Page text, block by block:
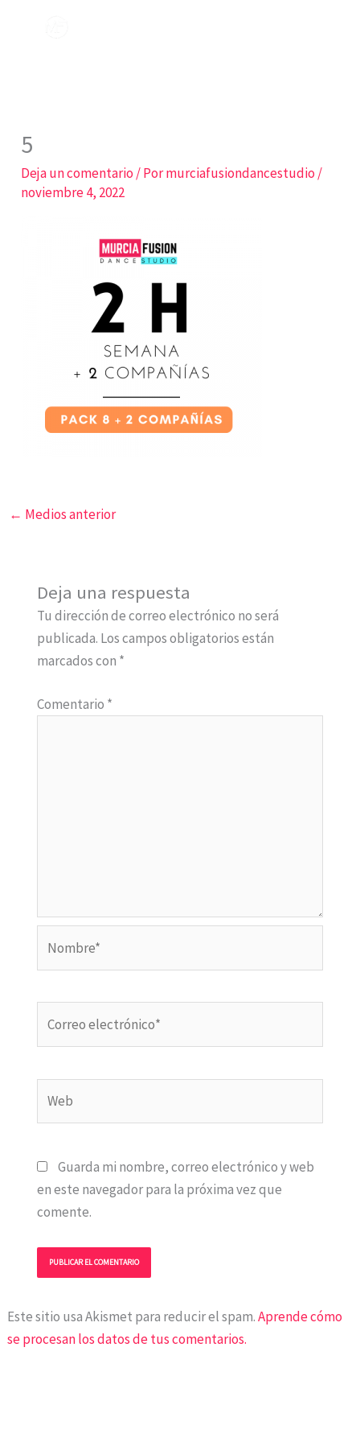
5
Deja un comentario / Pormurciafusiondancestudio /
noviembre 4, 2022
← Medios anterior
Deja una respuesta
Tu dirección de correo electrónico no será
publicada. Los campos obligatorios están
marcados con *
Comentario *
electrónico*
Guarda mi nombre, correo electrónico y web
en este navegador para la próxima vez que
comente.
Este sitio usa Akismet para reducir el spam.Aprende cómo
se procesan los datos de tus comentarios.